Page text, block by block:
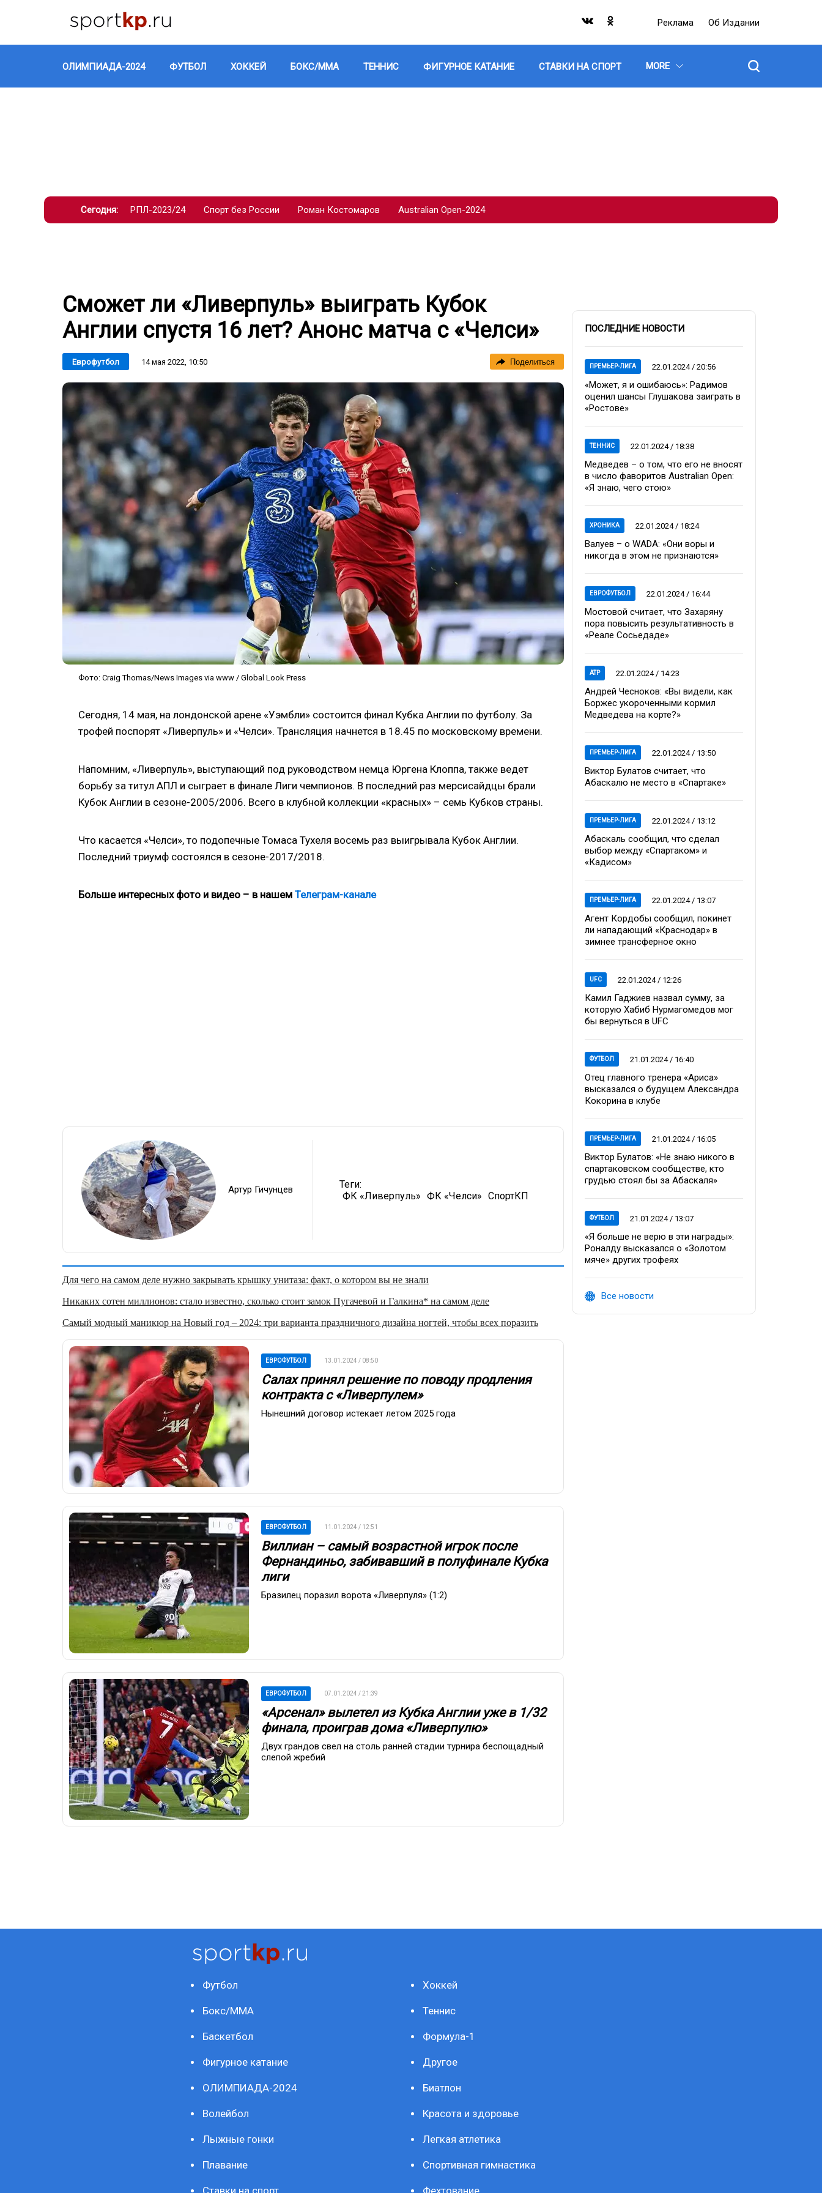
Реклама Об Издании
ОЛИМПИАДА-2024 ФУТБОЛ ХОККЕЙ БОКС/ММА ТЕННИС ФИГУРНОЕ КАТАНИЕ СТАВКИ НА СПОРТ MORE
Сегодня: РПЛ-2023/24 Спорт без России Роман Костомаров Australian Open-2024
Сможет ли «Ливерпуль» выиграть Кубок
Англии спустя 16 лет? Анонс матча с «Челси»
Еврофутбол 14 мая 2022, 10:50 Поделиться
Фото: Craig Thomas/News Images via www / Global Look Press
Сегодня, 14 мая, на лондонской арене «Уэмбли» состоится финал Кубка Англии по футболу. За
трофей поспорят «Ливерпуль» и «Челси». Трансляция начнется в 18.45 по московскому времени.
Напомним, «Ливерпуль», выступающий под руководством немца Юргена Клоппа, также ведет
борьбу за титул АПЛ и сыграет в финале Лиги чемпионов. В последний раз мерсисайдцы брали
Кубок Англии в сезоне-2005/2006. Всего в клубной коллекции «красных» – семь Кубков страны.
Что касается «Челси», то подопечные Томаса Тухеля восемь раз выигрывала Кубок Англии.
Последний триумф состоялся в сезоне-2017/2018.
Больше интересных фото и видео – в нашем Телеграм-канале
Артур Гичунцев
Теги:
ФК «Ливерпуль» ФК «Челси» СпортКП
Для чего на самом деле нужно закрывать крышку унитаза: факт, о котором вы не знали
Никаких сотен миллионов: стало известно, сколько стоит замок Пугачевой и Галкина* на самом деле
Самый модный маникюр на Новый год – 2024: три варианта праздничного дизайна ногтей, чтобы всех поразить
ЕВРОФУТБОЛ 13.01.2024 / 08:50
Салах принял решение по поводу продления
контракта с «Ливерпулем»
Нынешний договор истекает летом 2025 года
ЕВРОФУТБОЛ 11.01.2024 / 12:51
Виллиан – самый возрастной игрок после
Фернандиньо, забивавший в полуфинале Кубка
лиги
Бразилец поразил ворота «Ливерпуля» (1:2)
ЕВРОФУТБОЛ 07.01.2024 / 21:39
«Арсенал» вылетел из Кубка Англии уже в 1/32
финала, проиграв дома «Ливерпулю»
Двух грандов свел на столь ранней стадии турнира беспощадный
слепой жребий
ПОСЛЕДНИЕ НОВОСТИ
ПРЕМЬЕР-ЛИГА 22.01.2024 / 20:56
«Может, я и ошибаюсь»: Радимов
оценил шансы Глушакова заиграть в
«Ростове»
ТЕННИС 22.01.2024 / 18:38
Медведев – о том, что его не вносят
в число фаворитов Australian Open:
«Я знаю, чего стою»
ХРОНИКА 22.01.2024 / 18:24
Валуев – о WADA: «Они воры и
никогда в этом не признаются»
ЕВРОФУТБОЛ 22.01.2024 / 16:44
Мостовой считает, что Захаряну
пора повысить результативность в
«Реале Сосьедаде»
ATP 22.01.2024 / 14:23
Андрей Чесноков: «Вы видели, как
Боржес укороченными кормил
Медведева на корте?»
ПРЕМЬЕР-ЛИГА 22.01.2024 / 13:50
Виктор Булатов считает, что
Абаскалю не место в «Спартаке»
ПРЕМЬЕР-ЛИГА 22.01.2024 / 13:12
Абаскаль сообщил, что сделал
выбор между «Спартаком» и
«Кадисом»
ПРЕМЬЕР-ЛИГА 22.01.2024 / 13:07
Агент Кордобы сообщил, покинет
ли нападающий «Краснодар» в
зимнее трансферное окно
UFC 22.01.2024 / 12:26
Камил Гаджиев назвал сумму, за
которую Хабиб Нурмагомедов мог
бы вернуться в UFC
ФУТБОЛ 21.01.2024 / 16:40
Отец главного тренера «Ариса»
высказался о будущем Александра
Кокорина в клубе
ПРЕМЬЕР-ЛИГА 21.01.2024 / 16:05
Виктор Булатов: «Не знаю никого в
спартаковском сообществе, кто
грудью стоял бы за Абаскаля»
ФУТБОЛ 21.01.2024 / 13:07
«Я больше не верю в эти награды»:
Роналду высказался о «Золотом
мяче» других трофеях
Все новости
Футбол Хоккей
Бокс/ММА Теннис
Баскетбол Формула-1
Фигурное катание Другое
ОЛИМПИАДА-2024 Биатлон
Волейбол Красота и здоровье
Лыжные гонки Легкая атлетика
Плавание Спортивная гимнастика